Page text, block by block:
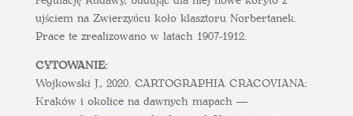
ujściem na Zwierzyńcu koło klasztoru Norbertanek.
Prace te zrealizowano w latach 1907-1912.
CYTOWANIE:
Wojkowski J., 2020. CARTOGRAPHIA CRACOVIANA:
Kraków i okolice na dawnych mapach —